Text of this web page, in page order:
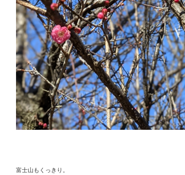
富士山もくっきり。